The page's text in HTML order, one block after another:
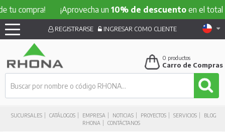
¡Aprovecha un10% de descuentoen el total de tu
SUCURSALES CATÁLOGOS EMPRESA NOTICIAS PROYECTOS SERVICIOS
BLOG
RHONA
CONTÁCTANOS
REGISTRARSE INGRESAR COMO CLIENTE
0 productos
Carro de Compras